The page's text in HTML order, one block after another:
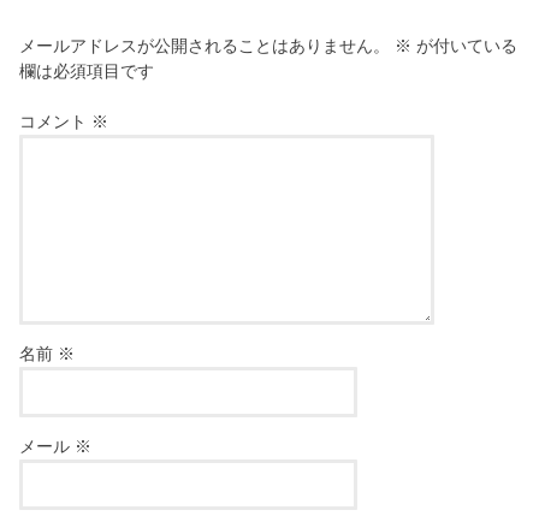
メールアドレスが公開されることはありません。 ※ が付いている
欄は必須項目です
コメント ※
名前 ※
メール ※